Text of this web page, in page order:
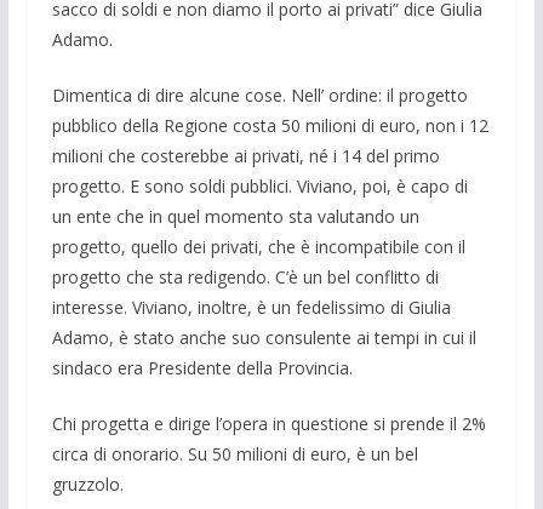
sacco di soldi e non dia­mo il porto ai privati” dice Giulia
Adamo.
Dimentica di dire alcune cose. Nell’ ordine: il progetto
pubblico della Re­gione costa 50 milioni di euro, non i 12
milioni che costerebbe ai privati, né i 14 del primo
progetto. E sono soldi pubblici. Viviano, poi, è capo di
un ente che in quel momento sta valutando un
progetto, quel­lo dei privati, che è incompatibile con il
pro­getto che sta redigendo. C’è un bel conflit­to di
interesse. Viviano, inoltre, è un fede­lissimo di Giulia
Adamo, è stato anche suo consulente ai tempi in cui il
sindaco era Presidente della Provincia.
Chi progetta e dirige l’opera in questio­ne si prende il 2%
circa di onorario. Su 50 milioni di euro, è un bel
gruzzolo.